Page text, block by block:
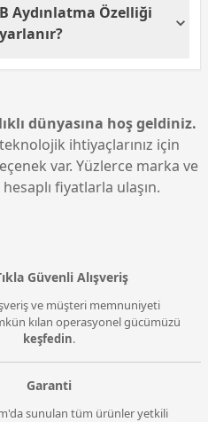
desteği veya kullanıcı
oyun için yeterli kontrol
Aydınlatma Özelliği
milyon renk RGB
deneyim sunar.
dünyasına hoş geldiniz.
ihtiyaçlarınız için
var. Yüzlerce marka ve
fiyatlarla ulaşın.
Güvenli Alışveriş
ve müşteri memnuniyeti
kılan operasyonel gücümüzü
keşfedin.
Garanti
sunulan tüm ürünler yetkili